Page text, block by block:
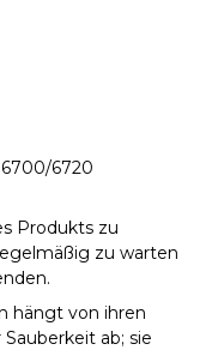
6720
Produkts zu
zu warten
hängt von ihren
ab; sie